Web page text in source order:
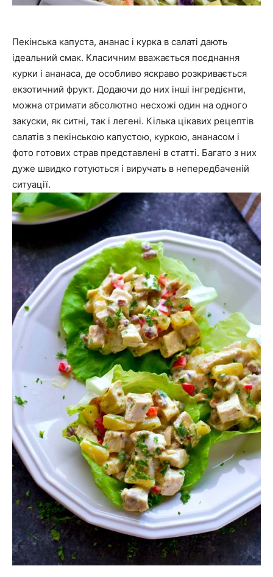
Пекінська капуста, ананас і курка в салаті дають
ідеальний смак. Класичним вважається поєднання
курки і ананаса, де особливо яскраво розкривається
екзотичний фрукт. Додаючи до них інші інгредієнти,
можна отримати абсолютно несхожі один на одного
закуски, як ситні, так і легені. Кілька цікавих рецептів
салатів з пекінською капустою, куркою, ананасом і
фото готових страв представлені в статті. Багато з них
дуже швидко готуються і виручать в непередбаченій
ситуації.